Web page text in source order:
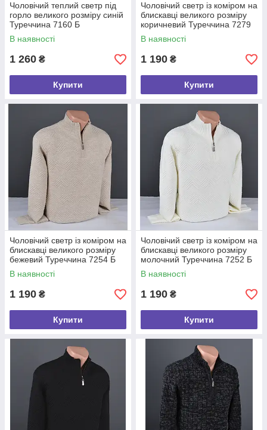
Чоловічий теплий светр під
горло великого розміру синій
Туреччина 7160 Б
В наявності
1 260 ₴
Купити
Чоловічий светр із коміром на
блискавці великого розміру
коричневий Туреччина 7279
Б
В наявності
1 190 ₴
Купити
Чоловічий светр із коміром на
блискавці великого розміру
бежевий Туреччина 7254 Б
В наявності
1 190 ₴
Купити
Чоловічий светр із коміром на
блискавці великого розміру
молочний Туреччина 7252 Б
В наявності
1 190 ₴
Купити